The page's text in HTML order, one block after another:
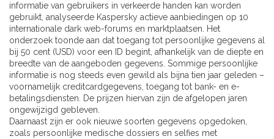
informatie van gebruikers in verkeerde handen kan worden
gebruikt, analyseerde Kaspersky actieve aanbiedingen op 10
internationale dark web-forums en marktplaatsen. Het
onderzoek toonde aan dat toegang tot persoonlijke gegevens al
bij 50 cent (USD) voor een ID begint, afhankelijk van de diepte en
breedte van de aangeboden gegevens. Sommige persoonlijke
informatie is nog steeds even gewild als bijna tien jaar geleden –
voornamelijk creditcardgegevens, toegang tot bank- en e-
betalingsdiensten. De prijzen hiervan zijn de afgelopen jaren
ongewijzigd gebleven.
Daarnaast zijn er ook nieuwe soorten gegevens opgedoken,
zoals persoonlijke medische dossiers en selfies met